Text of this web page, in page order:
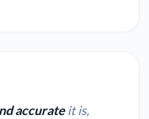
accurateit is,